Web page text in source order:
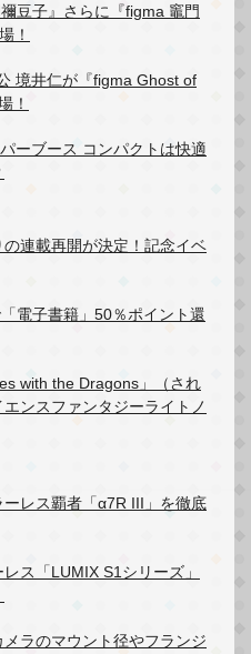
豆子』さらに『figma 竈門
！
境井仁が『figma Ghost of
！
ーブース コンパクトは快適
連載再開が決定！記念イベ
電子書籍」50％ポイント還
with the Dragons」（され
ンスファンタジーライトノ
レス覇者「α7R III」を徹底
ス「LUMIX S1シリーズ」
ラのマウント径やフランジ